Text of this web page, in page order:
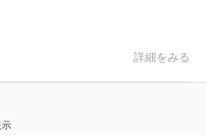
詳細をみる